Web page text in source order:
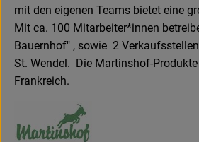
mit den eigenen Teams bietet eine
Mit ca. 100 Mitarbeiter*innen
Bauernhof" , sowie 2
St. Wendel. Die Martinshof-
Frankreich.